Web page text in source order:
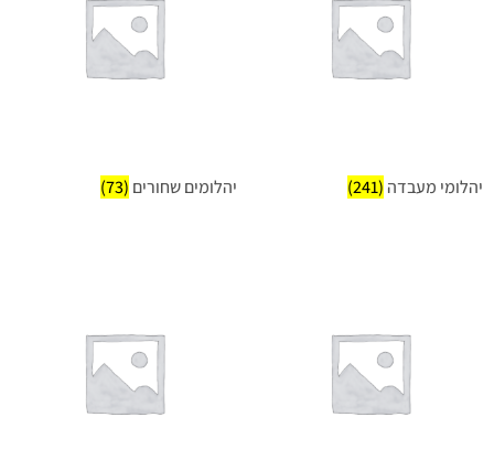
יהלומי מעבדה (241) יהלומים שחורים (73)